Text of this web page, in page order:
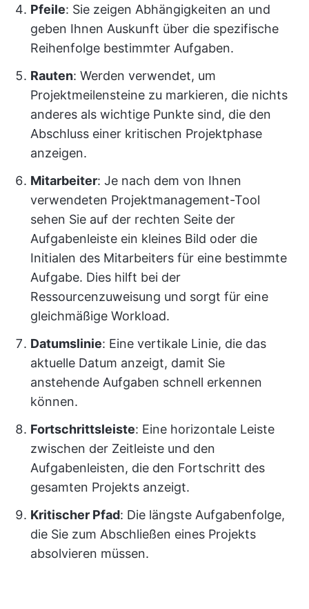
Pfeile: Sie zeigen Abhängigkeiten an und
geben Ihnen Auskunft über die spezifische
Reihenfolge bestimmter Aufgaben.
Rauten: Werden verwendet, um
Projektmeilensteine zu markieren, die nichts
anderes als wichtige Punkte sind, die den
Abschluss einer kritischen Projektphase
anzeigen.
Mitarbeiter: Je nach dem von Ihnen
verwendeten Projektmanagement-Tool
sehen Sie auf der rechten Seite der
Aufgabenleiste ein kleines Bild oder die
Initialen des Mitarbeiters für eine bestimmte
Aufgabe. Dies hilft bei der
Ressourcenzuweisung und sorgt für eine
gleichmäßige Workload.
Datumslinie: Eine vertikale Linie, die das
aktuelle Datum anzeigt, damit Sie
anstehende Aufgaben schnell erkennen
können.
Fortschrittsleiste: Eine horizontale Leiste
zwischen der Zeitleiste und den
Aufgabenleisten, die den Fortschritt des
gesamten Projekts anzeigt.
Kritischer Pfad: Die längste Aufgabenfolge,
die Sie zum Abschließen eines Projekts
absolvieren müssen.